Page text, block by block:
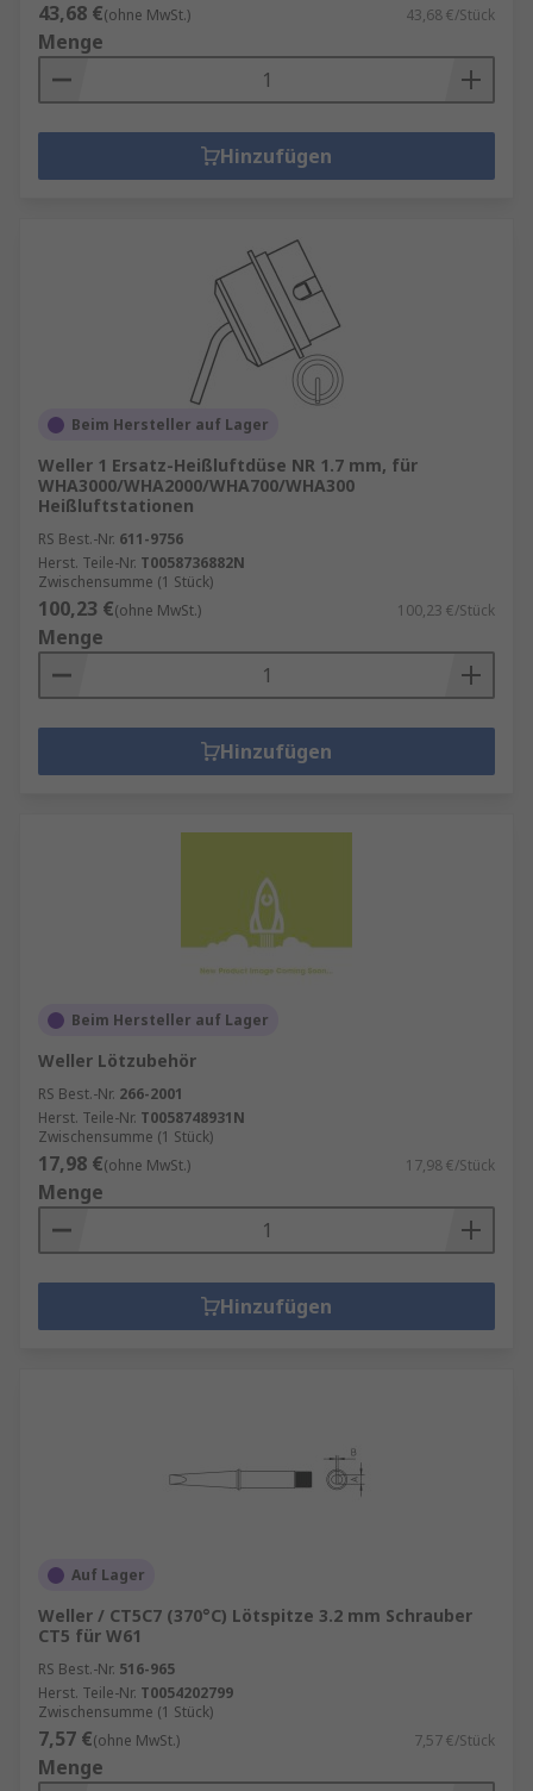
43,68 €(ohne MwSt.) 43,68 €/Stück
Menge
Hinzufügen
Beim Hersteller auf Lager
Weller 1 Ersatz-Heißluftdüse NR 1.7 mm, für
WHA3000/WHA2000/WHA700/WHA300
Heißluftstationen
RS Best.-Nr. 611-9756
Herst. Teile-Nr. T0058736882N
Zwischensumme (1 Stück)
100,23 €(ohne MwSt.) 100,23 €/Stück
Menge
Hinzufügen
Beim Hersteller auf Lager
Weller Lötzubehör
RS Best.-Nr. 266-2001
Herst. Teile-Nr. T0058748931N
Zwischensumme (1 Stück)
17,98 €(ohne MwSt.) 17,98 €/Stück
Menge
Hinzufügen
Auf Lager
Weller / CT5C7 (370°C) Lötspitze 3.2 mm Schrauber
CT5 für W61
RS Best.-Nr. 516-965
Herst. Teile-Nr. T0054202799
Zwischensumme (1 Stück)
7,57 €(ohne MwSt.) 7,57 €/Stück
Menge